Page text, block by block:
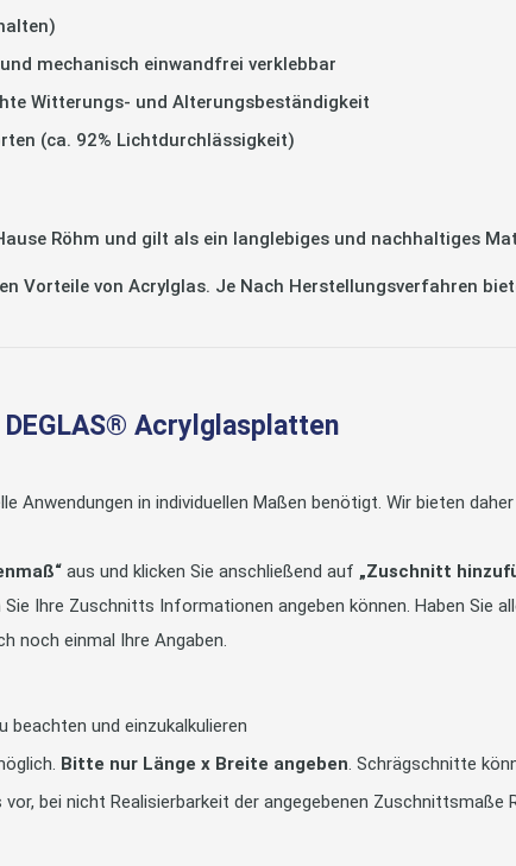
mechanisch einwandfrei verklebbar
Witterungs- und Alterungsbeständigkeit
(ca. 92% Lichtdurchlässigkeit)
Röhm und gilt als ein langlebiges und nachhaltiges
Vorteile von Acrylglas. Je Nach Herstellungsverfahren
Acrylglasplatten
Anwendungen in individuellen Maßen benötigt. Wir bieten
aus und klicken Sie anschließend auf „Zuschnitt
Ihre Zuschnitts Informationen angeben können. Haben Sie
noch einmal Ihre Angaben.
und einzukalkulieren
Bitte nur Länge x Breite angeben . Schrägschnitte
vor, bei nicht Realisierbarkeit der angegebenen